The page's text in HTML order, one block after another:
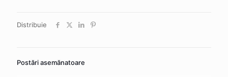
Distribuie
Postări asemănatoare